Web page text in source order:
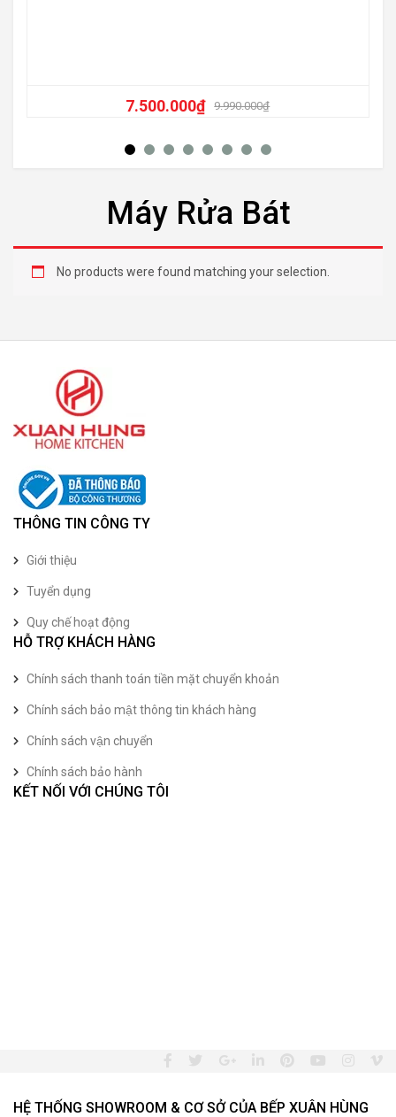
9.990.000₫
7.500.000₫
Máy Rửa Bát
No products were found matching your selection.
THÔNG TIN CÔNG TY
Giới thiệu
Tuyển dụng
Quy chế hoạt động
HỖ TRỢ KHÁCH HÀNG
Chính sách thanh toán tiền mặt chuyển khoản
Chính sách bảo mật thông tin khách hàng
Chính sách vận chuyển
Chính sách bảo hành
KẾT NỐI VỚI CHÚNG TÔI
HỆ THỐNG SHOWROOM & CƠ SỞ CỦA BẾP XUÂN HÙNG